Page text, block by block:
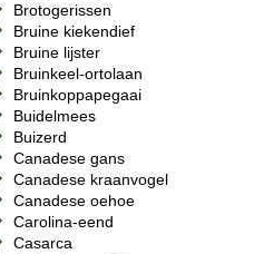
Brotogerissen
Bruine kiekendief
Bruine lijster
Bruinkeel-ortolaan
Bruinkoppapegaai
Buidelmees
Buizerd
Canadese gans
Canadese kraanvogel
Canadese oehoe
Carolina-eend
Casarca